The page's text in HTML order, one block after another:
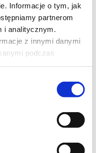
Informacje o tym, jak
partnerom
i analitycznym.
z innymi danymi
podczas
potrzebuje ratunku,
Świątyni Świstaka.
Na szczęście nie jest
- nieco sarkastyczny żółw i